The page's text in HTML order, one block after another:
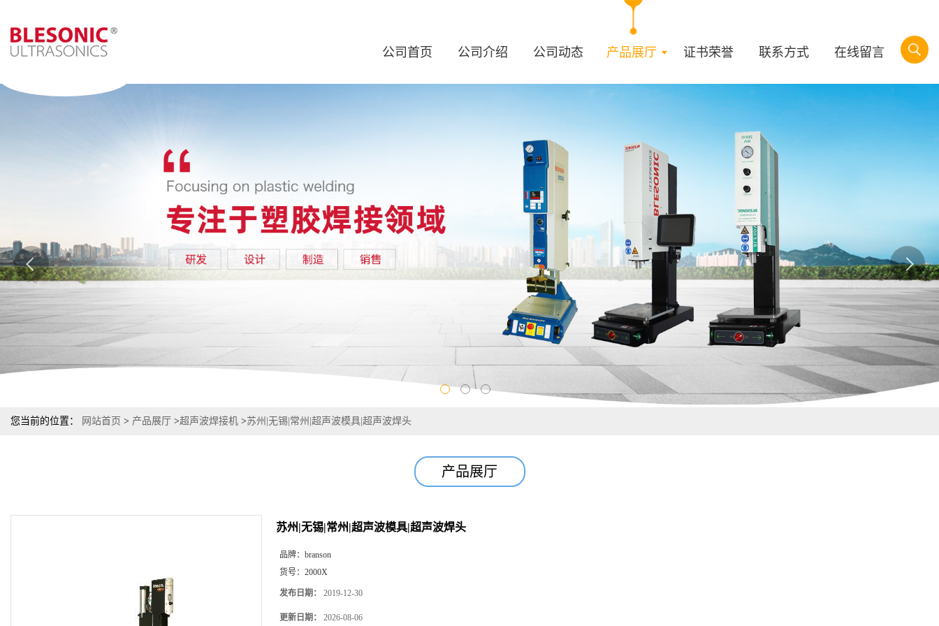
公司首页 公司介绍 公司动态 产品展厅 证书荣誉 联系方式 在线留言
您当前的位置： 网站首页 > 产品展厅 >超声波焊接机 >苏州|无锡|常州|超声波模具|超声波焊头
产品展厅
苏州|无锡|常州|超声波模具|超声波焊头
品牌： branson
货号： 2000X
发布日期： 2019-12-30
更新日期： 2026-08-06